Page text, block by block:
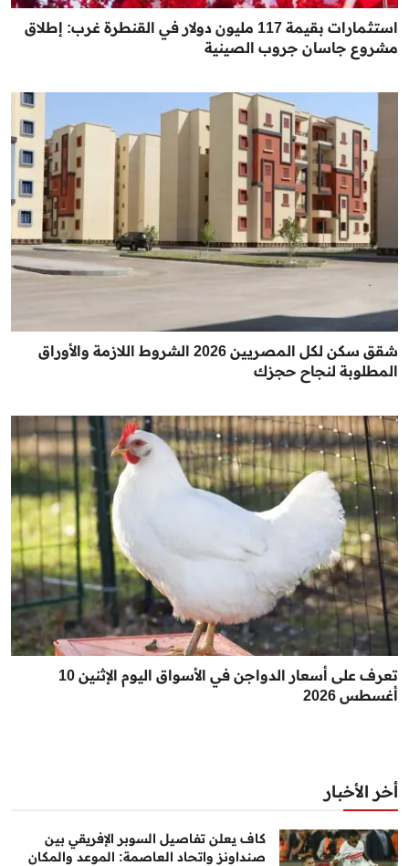
استثمارات بقيمة 117 مليون دولار في القنطرة غرب: إطلاق
مشروع جاسان جروب الصينية
شقق سكن لكل المصريين 2026 الشروط اللازمة والأوراق
المطلوبة لنجاح حجزك
تعرف على أسعار الدواجن في الأسواق اليوم الإثنين 10
أغسطس 2026
أخر الأخبار
كاف يعلن تفاصيل السوبر الإفريقي بين
صنداونز واتحاد العاصمة: الموعد والمكان